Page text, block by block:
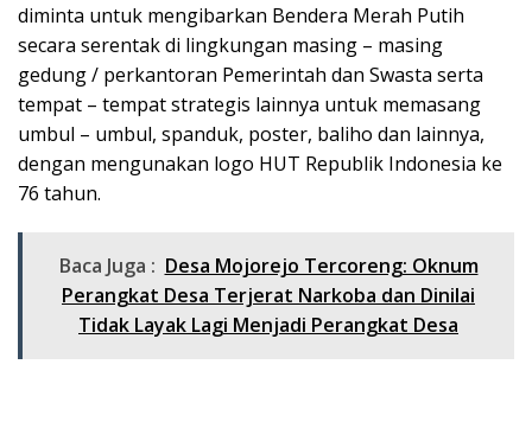
diminta untuk mengibarkan Bendera Merah Putih
secara serentak di lingkungan masing – masing
gedung / perkantoran Pemerintah dan Swasta serta
tempat – tempat strategis lainnya untuk memasang
umbul – umbul, spanduk, poster, baliho dan lainnya,
dengan mengunakan logo HUT Republik Indonesia ke
76 tahun.
Baca Juga : Desa Mojorejo Tercoreng: Oknum
Perangkat Desa Terjerat Narkoba dan Dinilai
Tidak Layak Lagi Menjadi Perangkat Desa